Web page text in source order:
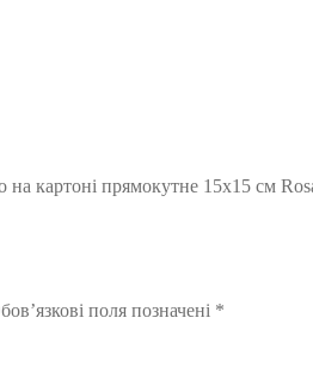
картоні прямокутне 15х15 см
поля позначені *